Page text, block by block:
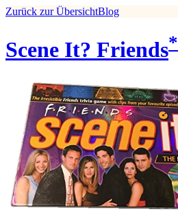
Zurück zur ÜbersichtBlog
Scene It? Friends*